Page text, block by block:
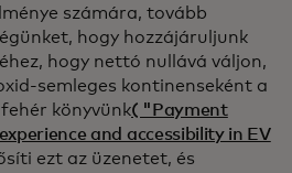
számára, tovább
hogy hozzájáruljunk
hogy nettó nullává váljon,
semleges kontinenseként a
könyvünk( "Payment
and accessibility in EV
tab
ezt az üzenetet, és